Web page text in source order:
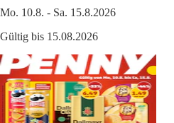
Mo. 10.8. - Sa. 15.8.2026
Gültig bis 15.08.2026